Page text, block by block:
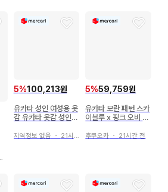
5%100,213원
유카타 성인 여성용 옷
감 유카타 옷감 성인용
모노
지역정보 없음 ・ 21시간 전
5%59,759원
유카타 모란 패턴 스카
이블루 x 핑크 오비 포
후쿠오카 ・ 21시간 전